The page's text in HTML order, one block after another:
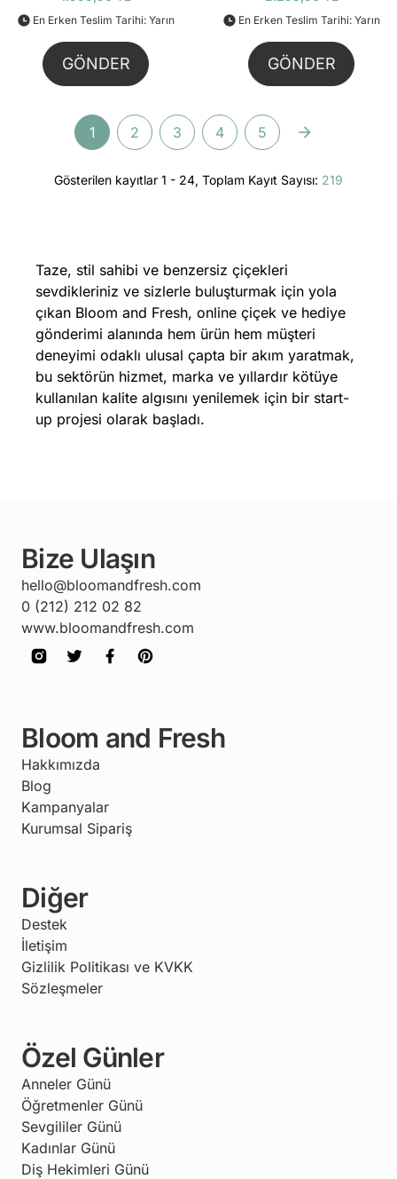
En Erken Teslim Tarihi: Yarın
GÖNDER
En Erken Teslim Tarihi: Yarın
GÖNDER
1 2 3 4 5
Gösterilen kayıtlar 1 - 24, Toplam Kayıt Sayısı: 219
Taze, stil sahibi ve benzersiz çiçekleri
sevdikleriniz ve sizlerle buluşturmak için yola
çıkan Bloom and Fresh, online çiçek ve hediye
gönderimi alanında hem ürün hem müşteri
deneyimi odaklı ulusal çapta bir akım yaratmak,
bu sektörün hizmet, marka ve yıllardır kötüye
kullanılan kalite algısını yenilemek için bir start-
up projesi olarak başladı.
Bize Ulaşın
hello@bloomandfresh.com
0 (212) 212 02 82
www.bloomandfresh.com
Bloom and Fresh
Hakkımızda
Blog
Kampanyalar
Kurumsal Sipariş
Diğer
Destek
İletişim
Gizlilik Politikası ve KVKK
Sözleşmeler
Özel Günler
Anneler Günü
Öğretmenler Günü
Sevgililer Günü
Kadınlar Günü
Diş Hekimleri Günü